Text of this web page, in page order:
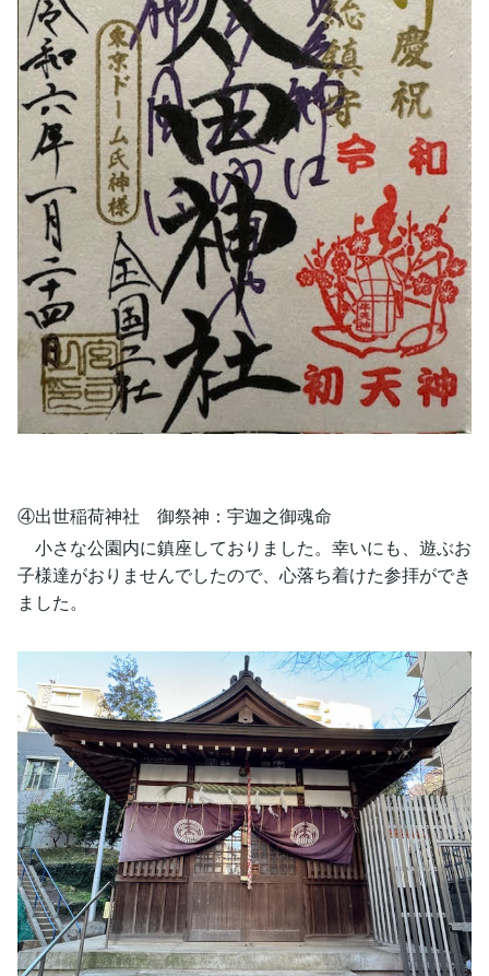
④出世稲荷神社 御祭神：宇迦之御魂命
小さな公園内に鎮座しておりました。幸いにも、遊ぶお
子様達がおりませんでしたので、心落ち着けた参拝ができ
ました。